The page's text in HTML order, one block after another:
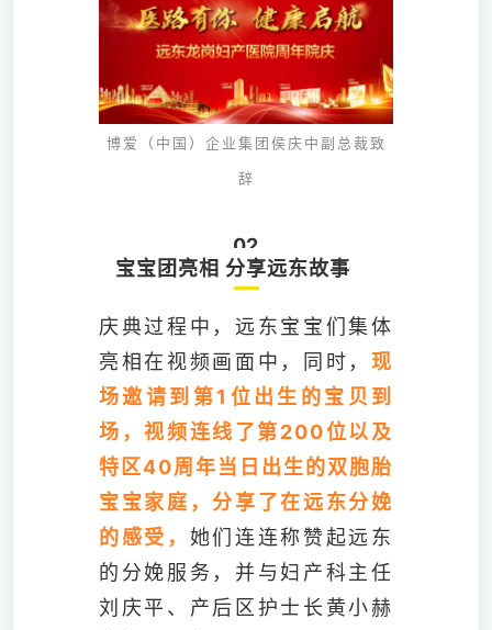
博爱（中国）企业集团侯庆中副总裁致
辞
02
宝宝团亮相 分享远东故事
庆典过程中，远东宝宝们集体
亮相在视频画面中，同时，现
场邀请到第1位出生的宝贝到
场，视频连线了第200位以及
特区40周年当日出生的双胞胎
宝宝家庭，分享了在远东分娩
的感受， 她们连连称赞起远东
的分娩服务，并与妇产科主任
刘庆平、产后区护士长黄小赫